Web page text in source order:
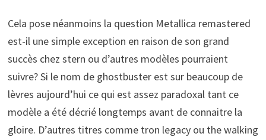
Cela pose néanmoins la question Metallica remastered
est-il une simple exception en raison de son grand
succès chez stern ou d’autres modèles pourraient
suivre? Si le nom de ghostbuster est sur beaucoup de
lèvres aujourd’hui ce qui est assez paradoxal tant ce
modèle a été décrié longtemps avant de connaitre la
gloire. D’autres titres comme tron legacy ou the walking